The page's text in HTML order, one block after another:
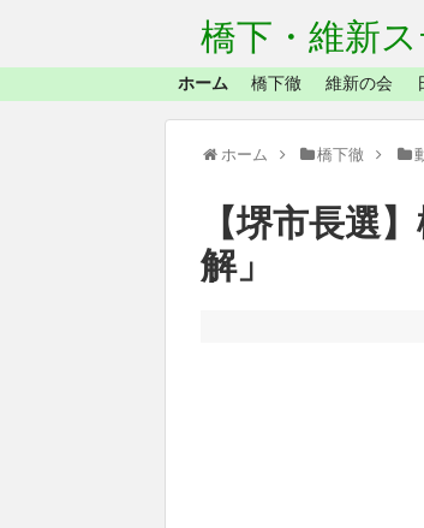
橋下・維新
ホーム 橋下徹 維新の会
ホーム 橋下徹
【堺市長選
解」